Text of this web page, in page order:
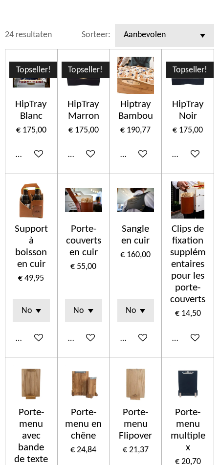
24 resultaten Sorteer:
Topseller!
HipTray
Blanc
€ 175,00
In winkelwagen
Topseller!
HipTray
Marron
€ 175,00
In winkelwagen
Hiptray
Bambou
€ 190,77
In winkelwagen
Topseller!
HipTray
Noir
€ 175,00
In
Support
à
boisson
en cuir
€ 49,95
In winkelwagen
Porte-
couverts
en cuir
€ 55,00
Bekijk details
Sangle
en cuir
€ 160,00
In winkelwagen
Clips de
fixation
supplém
entaires
pour les
porte-
couverts
€ 14,50
In
Porte-
menu
avec
bande
de texte
Porte-
menu en
chêne
€ 24,84
Porte-
menu
Flipover
€ 21,37
Porte-
menu
multiple
x
€ 20,70